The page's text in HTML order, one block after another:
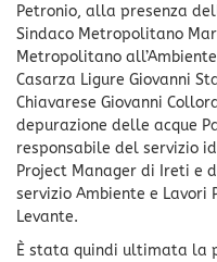
Petronio, alla presenza
Sindaco Metropolitano
Metropolitano
Casarza Ligure Giovanni
Chiavarese Giovanni
depurazione delle acque
responsabile del servizio
Project Manager di Ireti e
servizio Ambiente e Lavori
Levante.
È stata quindi ultimata la